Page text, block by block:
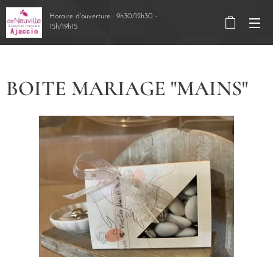
Horaire d'ouverture : 9h30/12h30 -
15h/19h15
BOITE MARIAGE "MAINS"